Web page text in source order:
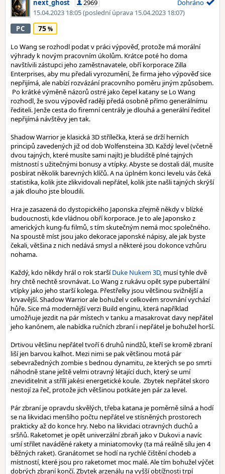
next_ghost
2969
15.04.2023 18:05(poslední úprava 15.04.2023 18:07)
Dohráno
PC 75
Lo Wang se rozhodl podat v práci výpověď, protože má morální
výhrady k novým pracovním úkolům. Krátce poté ho doma
navštívili zástupci jeho zaměstnavatele, obří korporace Zilla
Enterprises, aby mu předali vyrozumění, že firma jeho výpověď sice
nepřijímá, ale nabízí rozvázání pracovního poměru jiným způsobem.
Po krátké výměně názorů ostré jako čepel katany se Lo Wang
rozhodl, že svou výpověď raději předá osobně přímo generálnímu
řediteli. Jenže cesta do firemní centrály je dlouhá a generální ředitel
nepřijímá návštěvy jen tak.
Shadow Warrior je klasická 3D střílečka, která se drží herních
principů zavedených již od dob Wolfensteina 3D. Každý level (včetně
dvou tajných, které musíte sami najít) je bludiště plné tajných
místností s užitečnými bonusy a vtípky. Abyste se dostali dál, musíte
posbírat několik barevných klíčů. A na úplném konci levelu vás čeká
statistika, kolik jste zlikvidovali nepřátel, kolik jste našli tajných skrýší
a jak dlouho jste bloudili.
Hra je zasazená do dystopického Japonska zřejmě někdy v blízké
budoucnosti, kde vládnou obří korporace. Je to ale Japonsko z
amerických kung-fu filmů, s tím skutečným nemá moc společného.
Na spoustě míst jsou jako dekorace japonské nápisy, ale jak byste
čekali, většina z nich nedává smysl a některé jsou dokonce vzhůru
nohama.
Každý, kdo někdy hrál o rok staršíDuke Nukem 3D, musí tyhle dvě
hry chtě nechtě srovnávat. Lo Wang z rukávu opět sype pubertální
vtípky jako jeho starší kolega. Přestřelky jsou většinou svižnější a
krvavější. Shadow Warrior ale bohužel v celkovém srovnání vychází
hůře. Sice má modernější verzi Build enginu, která například
umožňuje jezdit na pár místech v tanku a masakrovat davy nepřátel
jeho kanónem, ale nabídka ručních zbraní i nepřátel je bohužel horší.
Drtivou většinu nepřátel tvoří 6 druhů nindžů, kteří se kromě zbraní
liší jen barvou kalhot. Mezi nimi se pak většinou motá pár
sebevražedných zombie s bednou dynamitu, ze kterých se po smrti
náhodně stane ještě velmi otravný létající duch, který se umí
zneviditelnit a střílí jakési energetické koule. Zbytek nepřátel skoro
nestojí za řeč, protože jich většinou potkáte jen pár za level.
Pár zbraní je opravdu skvělých, třeba katana je poměrně silná a hodí
se na likvidaci menšího počtu nepřátel ve stísněných prostorech
prakticky až do konce hry. Nebo na likvidaci otravných duchů a
sršňů. Raketomet je opět univerzální zbraň jako v Dukovi a navíc
umí střílet naváděné rakety a miniatomovky (ta má reálně sílu jen 4
běžných raket). Granátomet se hodí na rychlé čištění chodeb a
místností, které jsou pro raketomet moc malé. Ale tím bohužel výčet
dobrých zbraní končí. Zbytek arzenálu na vyšší obtížnosti trpí